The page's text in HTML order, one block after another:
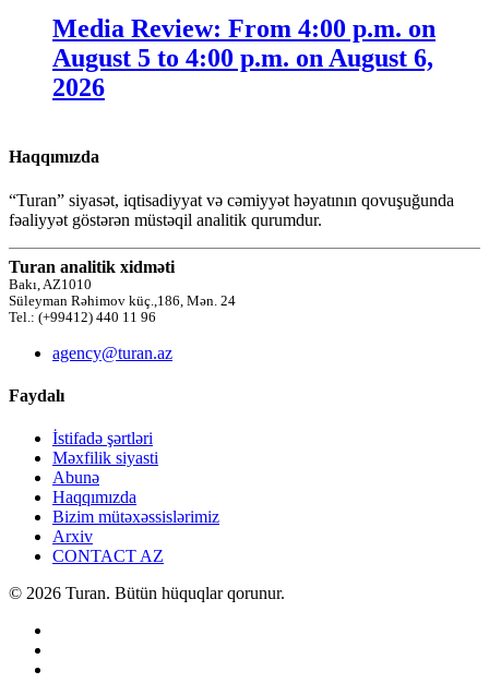
Media Review: From 4:00 p.m. on
August 5 to 4:00 p.m. on August 6,
2026
Haqqımızda
“Turan” siyasət, iqtisadiyyat və cəmiyyət həyatının qovuşuğunda
fəaliyyət göstərən müstəqil analitik qurumdur.
Turan analitik xidməti
Bakı, AZ1010
Süleyman Rəhimov küç.,186, Mən. 24
Tel.: (+99412) 440 11 96
agency@turan.az
Faydalı
İstifadə şərtləri
Məxfilik siyasti
Abunə
Haqqımızda
Bizim mütəxəssislərimiz
Arxiv
CONTACT AZ
© 2026 Turan. Bütün hüquqlar qorunur.